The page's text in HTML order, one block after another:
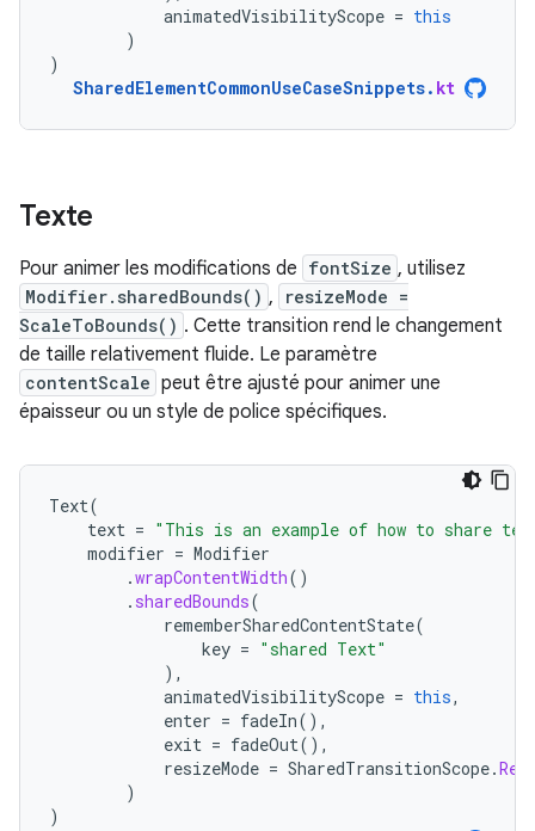
animatedVisibilityScope = this
)
)
SharedElementCommonUseCaseSnippets. kt
Texte
Pour animer les modifications de fontSize , utilisez
Modifier.sharedBounds() ,
resizeMode =
ScaleToBounds() . Cette transition rend le changement
de taille relativement fluide. Le paramètre
contentScale peut être ajusté pour animer une
épaisseur ou un style de police spécifiques.
Text(
text = "This is an example of how to share
modifier = Modifier
.wrapContentWidth()
. sharedBounds(
rememberSharedContentState(
key = "shared Text"
),
animatedVisibilityScope = this,
enter = fadeIn(),
exit = fadeOut(),
resizeMode = SharedTransitionScope.
)
)